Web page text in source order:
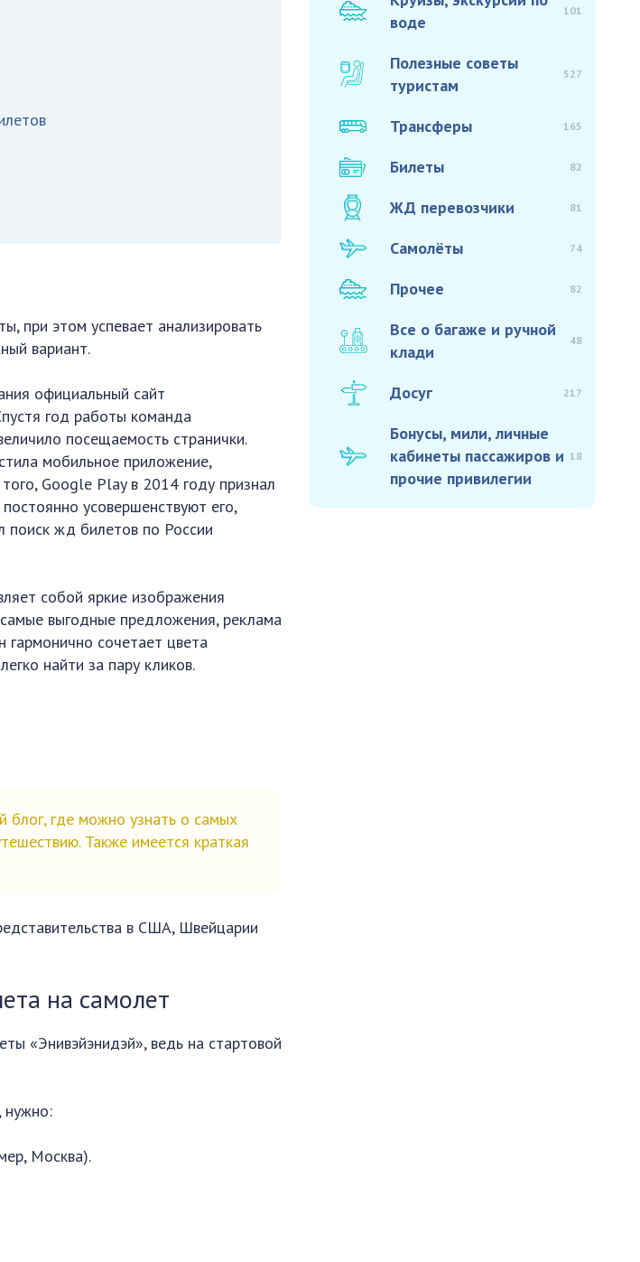
при этом успевает анализировать
вариант.
официальный сайт
год работы команда
посещаемость странички.
мобильное приложение,
Google Play в 2014 году признал
усовершенствуют его,
поиск жд билетов по России
собой яркие изображения
выгодные предложения, реклама
гармонично сочетает цвета
найти за пару кликов.
блог, где можно узнать о самых
Также имеется краткая
в США, Швейцарии
на самолет
«Энивэйэнидэй», ведь на стартовой
нужно:
Москва).
воде
101
Полезные советы
туристам
527
Трансферы 165
Билеты 82
ЖД перевозчики 81
Самолёты 74
Прочее 82
Все о багаже и ручной
клади
48
Досуг 217
Бонусы, мили, личные
кабинеты пассажиров и
прочие привилегии
18